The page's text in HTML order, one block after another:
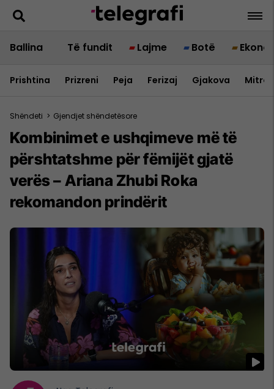
Ballina Të fundit Lajme Botë
Prishtina Prizreni Peja Ferizaj Gjakova
Shëndeti > Gjendjet shëndetësore
Kombinimet e ushqimeve më të
përshtatshme për fëmijët gjatë
verës – Ariana Zhubi Roka
rekomandon prindërit